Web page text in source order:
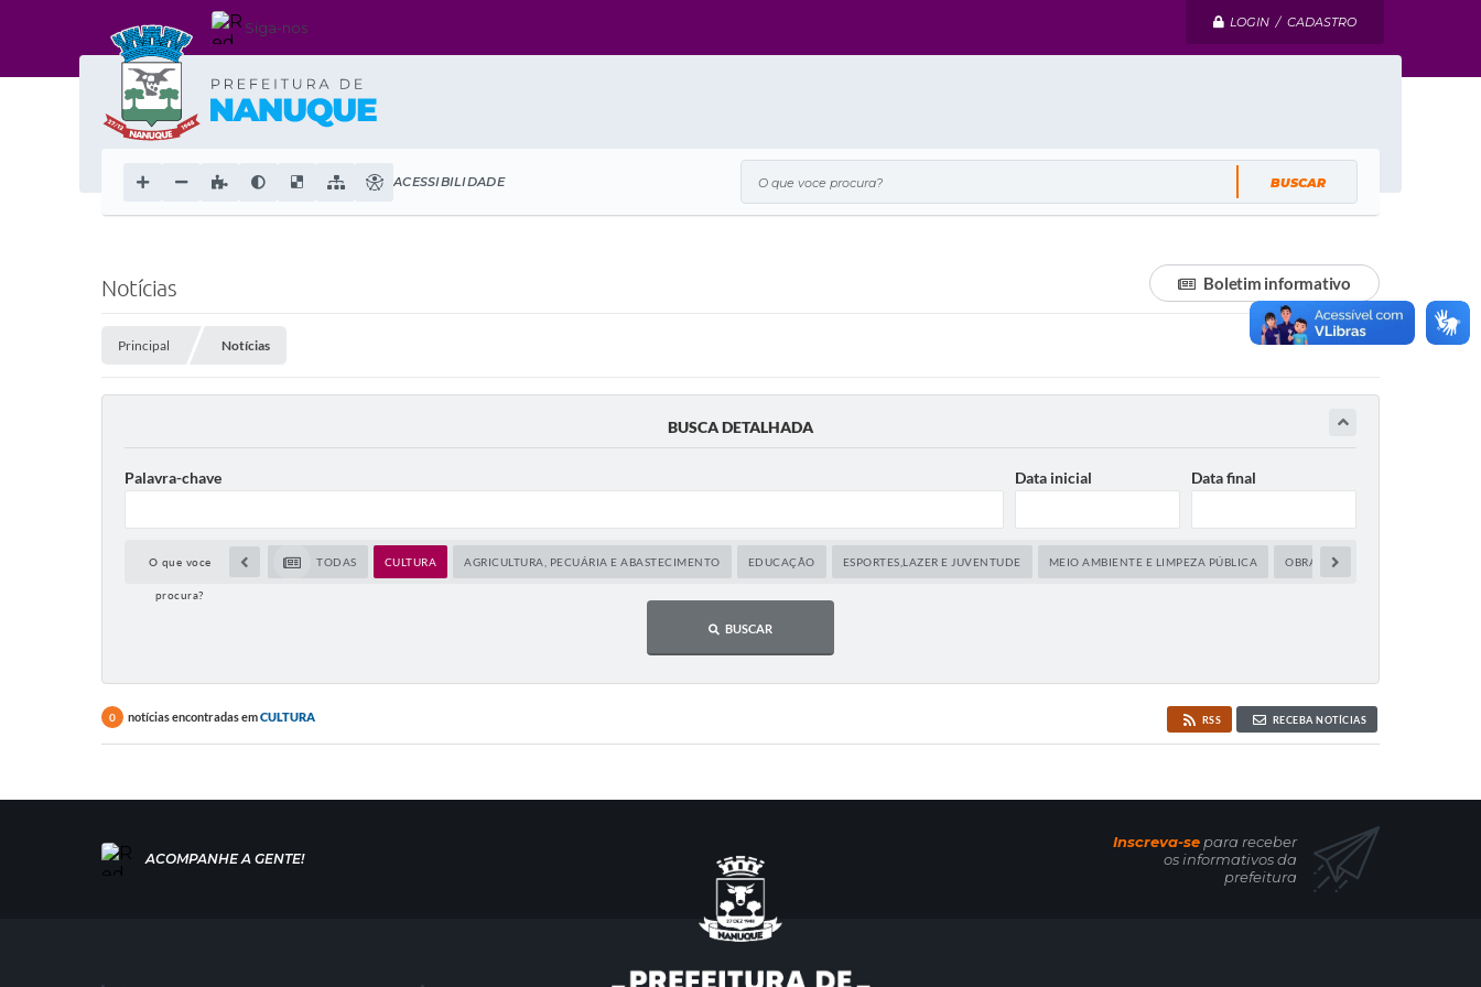
LOGIN / CADASTRO
Siga-nos
ACESSIBILIDADE O que voce procura?
Notícias Boletim informativo
Principal Notícias
BUSCA DETALHADA
Palavra-chave Data inicial Data final
O que voce
procura?
TODAS CULTURA AGRICULTURA, PECUÁRIA E ABASTECIMENTO EDUCAÇÃO ESPORTES,LAZER E JUVENTUDE MEIO AMBIENTE E LIMPEZA PÚBLICA OBRAS PÚBLICAS
BUSCAR
0 notícias encontradas emCULTURA RSS RECEBA NOTÍCIAS
Inscreva-se para receber
os informativos da
prefeitura